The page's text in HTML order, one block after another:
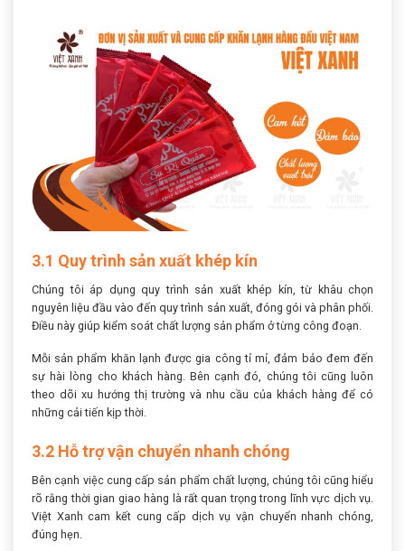
3.1 Quy trình sản xuất khép kín
Chúng tôi áp dụng quy trình sản xuất khép kín, từ khâu chọn
nguyên liệu đầu vào đến quy trình sản xuất, đóng gói và phân phối.
Điều này giúp kiểm soát chất lượng sản phẩm ở từng công đoạn.
Mỗi sản phẩm khăn lạnh được gia công tỉ mỉ, đảm bảo đem đến
sự hài lòng cho khách hàng. Bên cạnh đó, chúng tôi cũng luôn
theo dõi xu hướng thị trường và nhu cầu của khách hàng để có
những cải tiến kịp thời.
3.2 Hỗ trợ vận chuyển nhanh chóng
Bên cạnh việc cung cấp sản phẩm chất lượng, chúng tôi cũng hiểu
rõ rằng thời gian giao hàng là rất quan trọng trong lĩnh vực dịch vụ.
Việt Xanh cam kết cung cấp dịch vụ vận chuyển nhanh chóng,
đúng hẹn.